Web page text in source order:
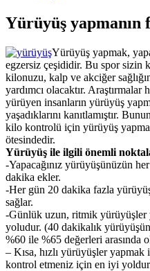
Yürüyüş yapmanın
Yürüyüş yapmak,
egzersiz çeşididir. Bu spor sizin
kilonuzu, kalp ve akciğer
yardımcı olacaktır.
yürüyen insanların yürüyüş
yaşadıklarını kanıtlamıştır.
kilo kontrolü için yürüyüş
ötesindedir.
Yürüyüş ile ilgili önemli
-Yapacağınız yürüyüşünüzün
dakika ekler.
-Her gün 20 dakika fazla
sağlar.
-Günlük uzun, ritmik
yoludur. (40 dakikalık
%60 ile %65 değerleri arasında
– Kısa, hızlı yürüyüşler yapmak
kontrol etmeniz için en iyi